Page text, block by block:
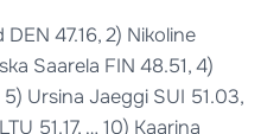
DEN 47.16, 2) Nikoline
Saarela FIN 48.51, 4)
Ursina Jaeggi SUI 51.03,
51.17, … 10) Kaarina